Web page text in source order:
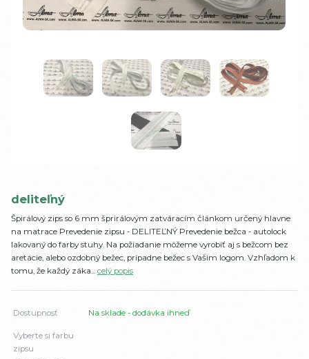
deliteľný
Špirálový zips so 6 mm šprirálovým zatváracím článkom určený hlavne
na matrace Prevedenie zipsu - DELITEĽNÝ Prevedenie bežca - autolock
lakovaný do farby stuhy. Na požiadanie môžeme vyrobiť aj s bežcom bez
aretácie, alebo ozdobný bežec, prípadne bežec s Vašim logom. Vzhľadom k
tomu, že každý záka... celý popis
Dostupnosť Na sklade - dodávka ihneď
Vyberte si farbu
zipsu